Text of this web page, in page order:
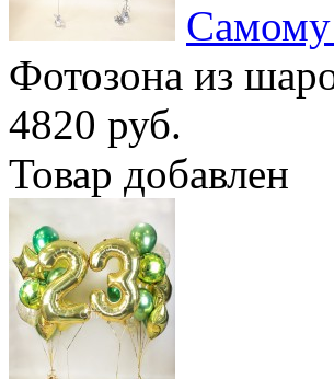
Фотозона из
4820 руб.
Товар добавлен